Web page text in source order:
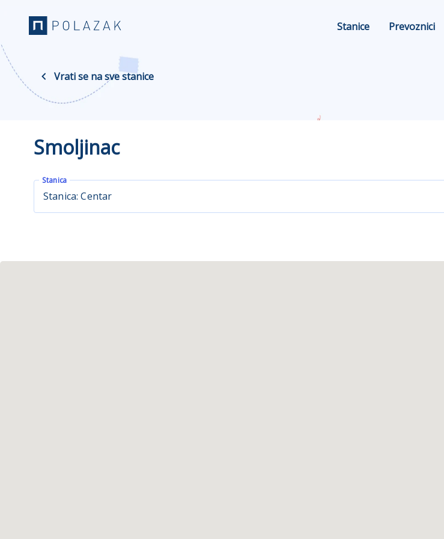
Stanice Prevoznici
Vrati se na sve stanice
Smoljinac
Stanica
Stanica: Centar